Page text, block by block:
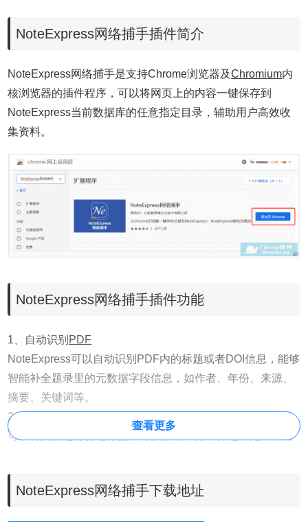
NoteExpress网络捕手插件简介
NoteExpress网络捕手是支持Chrome浏览器及Chromium内
核浏览器的插件程序，可以将网页上的内容一键保存到
NoteExpress当前数据库的任意指定目录，辅助用户高效收
集资料。
NoteExpress网络捕手插件功能
1、自动识别 PDF
NoteExpress可以自动识别PDF内的标题或者DOI信息，能够
智能补全题录里的元数据字段信息，如作者、年份、来源、
摘要、关键词等。
2、支持标签标记
可以对文献进行标记标签，可以快速区分、筛选和定位所需
3、支持文件夹信息统计和数据分析
做过文献计量分析的的小伙伴肯定知道词频分析、词云图、
查看更多
NoteExpress网络捕手下载地址